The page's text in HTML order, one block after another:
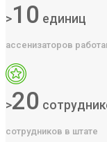
>10 единиц
ассенизаторов
>20
сотрудников в штате